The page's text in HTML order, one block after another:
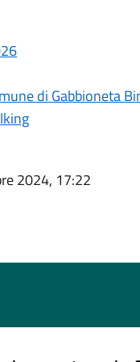
di Gabbioneta
2024, 17:22